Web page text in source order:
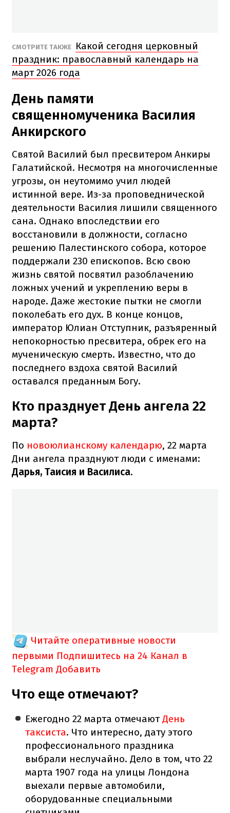
СМОТРИТЕ ТАКЖЕ
Какой сегодня церковный
праздник: православный календарь на
март 2026 года
День памяти
священномученика Василия
Анкирского
Святой Василий был пресвитером Анкиры
Галатийской. Несмотря на многочисленные
угрозы, он неутомимо учил людей
истинной вере. Из-за проповеднической
деятельности Василия лишили священного
сана. Однако впоследствии его
восстановили в должности, согласно
решению Палестинского собора, которое
поддержали 230 епископов. Всю свою
жизнь святой посвятил разоблачению
ложных учений и укреплению веры в
народе. Даже жестокие пытки не смогли
поколебать его дух. В конце концов,
император Юлиан Отступник, разъяренный
непокорностью пресвитера, обрек его на
мученическую смерть. Известно, что до
последнего вздоха святой Василий
оставался преданным Богу.
Кто празднует День ангела 22
марта?
По новоюлианскому календарю, 22 марта
Дни ангела празднуют люди с именами:
Дарья, Таисия и Василиса.
Читайте оперативные новости
первыми Подпишитесь на 24 Канал в
Telegram Добавить
Что еще отмечают?
Ежегодно 22 марта отмечаютДень
таксиста. Что интересно, дату этого
профессионального праздника
выбрали неслучайно. Дело в том, что 22
марта 1907 года на улицы Лондона
выехали первые автомобили,
оборудованные специальными